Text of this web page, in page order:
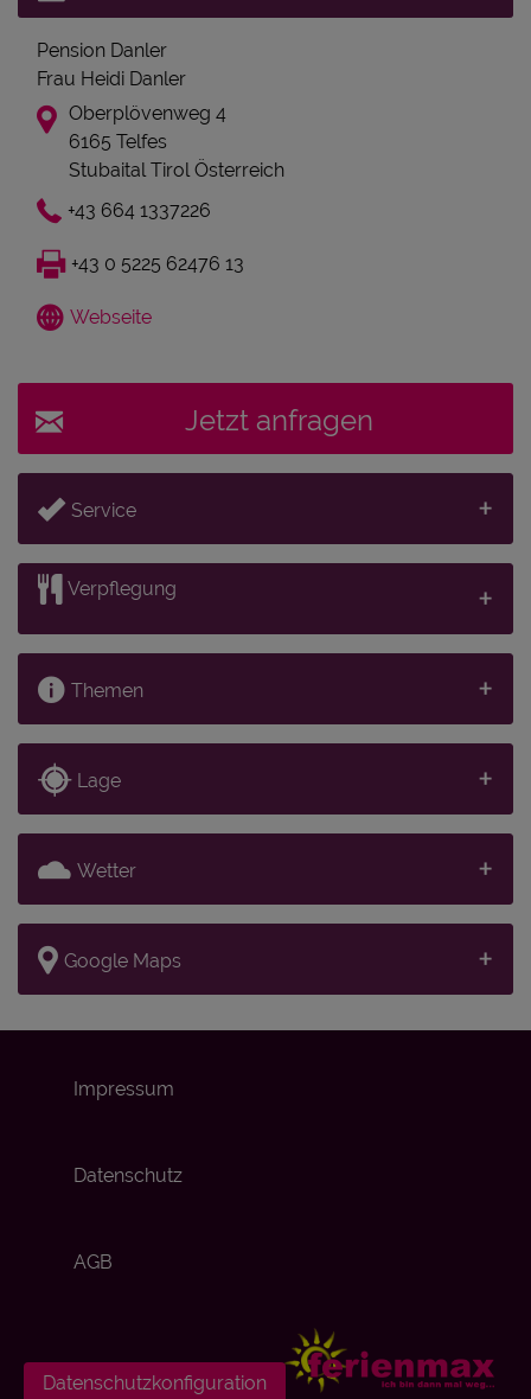
Pension Danler
Frau Heidi Danler
Oberplövenweg 4
6165 Telfes
Stubaital Tirol Österreich
+43 664 1337226
+43 0 5225 62476 13
Webseite
Jetzt anfragen
Service
Verpflegung
Themen
Lage
Wetter
Google Maps
Impressum
Datenschutz
AGB
Datenschutzkonfiguration